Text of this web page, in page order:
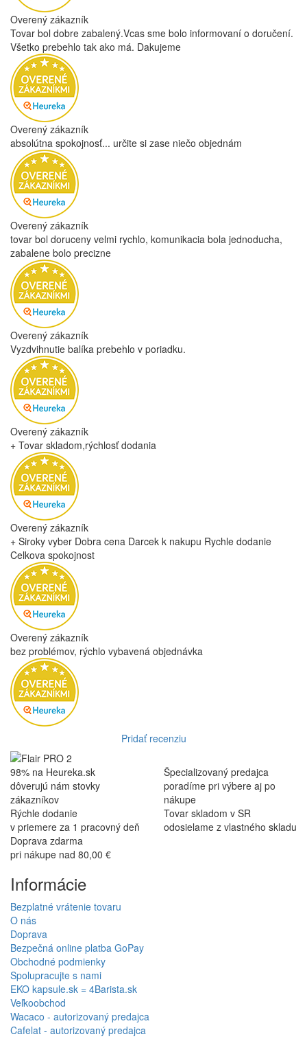
Overený zákazník
Tovar bol dobre zabalený.Vcas sme bolo informovaní o doručení.
Všetko prebehlo tak ako má. Dakujeme
Overený zákazník
absolútna spokojnosť... určite si zase niečo objednám
Overený zákazník
tovar bol doruceny velmi rychlo, komunikacia bola jednoducha,
zabalene bolo precizne
Overený zákazník
Vyzdvihnutie balíka prebehlo v poriadku.
Overený zákazník
+ Tovar skladom,rýchlosť dodania
Overený zákazník
+ Siroky vyber Dobra cena Darcek k nakupu Rychle dodanie
Celkova spokojnost
Overený zákazník
bez problémov, rýchlo vybavená objednávka
Pridať recenziu
98% na Heureka.sk
dôverujú nám stovky
zákazníkov
Špecializovaný predajca
poradíme pri výbere aj po
nákupe
Rýchle dodanie
v priemere za 1 pracovný deň
Tovar skladom v SR
odosielame z vlastného skladu
Doprava zdarma
pri nákupe nad 80,00 €
Informácie
Bezplatné vrátenie tovaru
O nás
Doprava
Bezpečná online platba GoPay
Obchodné podmienky
Spolupracujte s nami
EKO kapsule.sk = 4Barista.sk
Veľkoobchod
Wacaco - autorizovaný predajca
Cafelat - autorizovaný predajca